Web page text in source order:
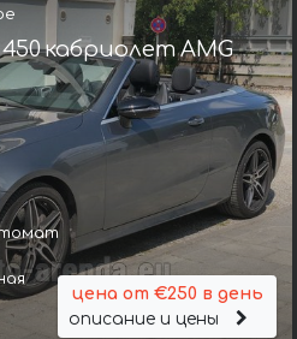
кабриолет AMG
цена от €250 в день
описание и цены